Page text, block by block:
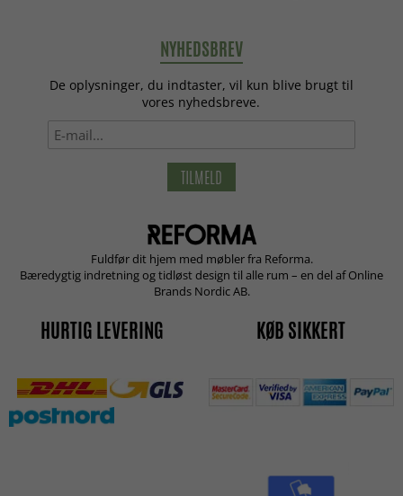
NYHEDSBREV
De oplysninger, du indtaster, vil kun blive brugt til
vores nyhedsbreve.
TILMELD
Fuldfør dit hjem med møbler fra Reforma.
Bæredygtig indretning og tidløst design til alle rum – en del af Online
Brands Nordic AB.
HURTIG LEVERING KØB SIKKERT